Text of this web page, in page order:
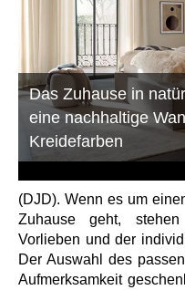
Das Zuhause in
eine nachhaltige
Kreidefarben
(DJD). Wenn es um
Zuhause geht,
Vorlieben und der
Der Auswahl des
Aufmerksamkeit